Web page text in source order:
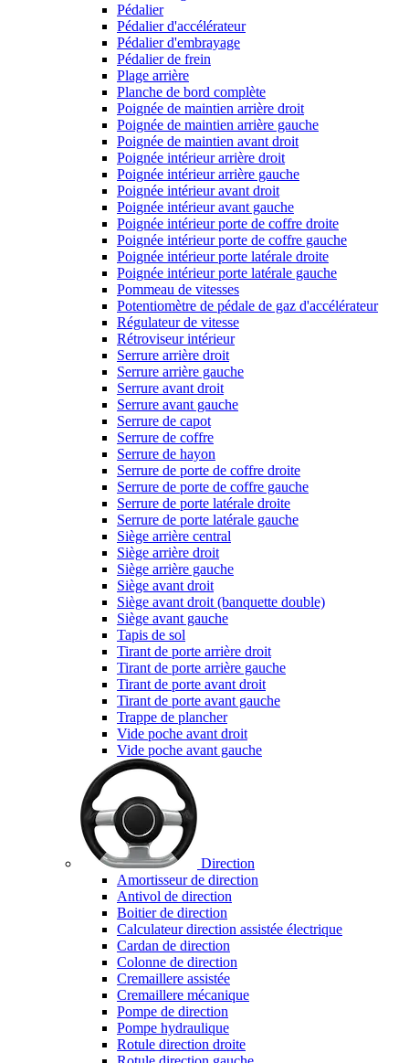
Pédalier
Pédalier d'accélérateur
Pédalier d'embrayage
Pédalier de frein
Plage arrière
Planche de bord complète
Poignée de maintien arrière droit
Poignée de maintien arrière gauche
Poignée de maintien avant droit
Poignée intérieur arrière droit
Poignée intérieur arrière gauche
Poignée intérieur avant droit
Poignée intérieur avant gauche
Poignée intérieur porte de coffre droite
Poignée intérieur porte de coffre gauche
Poignée intérieur porte latérale droite
Poignée intérieur porte latérale gauche
Pommeau de vitesses
Potentiomètre de pédale de gaz d'accélérateur
Régulateur de vitesse
Rétroviseur intérieur
Serrure arrière droit
Serrure arrière gauche
Serrure avant droit
Serrure avant gauche
Serrure de capot
Serrure de coffre
Serrure de hayon
Serrure de porte de coffre droite
Serrure de porte de coffre gauche
Serrure de porte latérale droite
Serrure de porte latérale gauche
Siège arrière central
Siège arrière droit
Siège arrière gauche
Siège avant droit
Siège avant droit (banquette double)
Siège avant gauche
Tapis de sol
Tirant de porte arrière droit
Tirant de porte arrière gauche
Tirant de porte avant droit
Tirant de porte avant gauche
Trappe de plancher
Vide poche avant droit
Vide poche avant gauche
Direction
Amortisseur de direction
Antivol de direction
Boitier de direction
Calculateur direction assistée électrique
Cardan de direction
Colonne de direction
Cremaillere assistée
Cremaillere mécanique
Pompe de direction
Pompe hydraulique
Rotule direction droite